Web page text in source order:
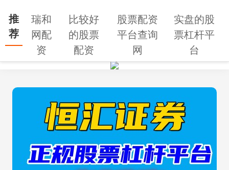
搜索
推
荐
瑞和
网配
资
比较好
的股票
配资
股票配资
平台查询
网
实盘的股
票杠杆平
台